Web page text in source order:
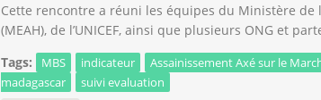
Cette rencontre a réuni les équipes du Ministère de
(MEAH), de l’UNICEF, ainsi que plusieurs ONG et
Tags:
MBS indicateur Assainissement Axé sur le
madagascar
suivi evaluation